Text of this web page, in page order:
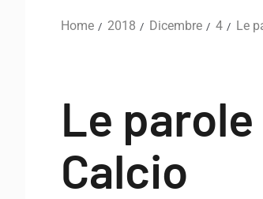
Home 2018 Dicembre 4 Le
Le
Calcio